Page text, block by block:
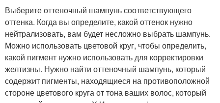
Выберите оттеночный шампунь соответствующего
оттенка. Когда вы определите, какой оттенок нужно
нейтрализовать, вам будет несложно выбрать шампунь.
Можно использовать цветовой круг, чтобы определить,
какой пигмент нужно использовать для корректировки
желтизны. Нужно найти оттеночный шампунь, который
содержит пигменты, находящиеся на противоположной
стороне цветового круга от тона ваших волос, который